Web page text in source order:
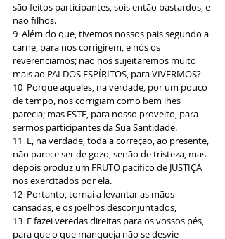
são feitos participantes, sois então bastardos, e
não filhos.
9  Além do que, tivemos nossos pais segundo a
carne, para nos corrigirem, e nós os
reverenciamos; não nos sujeitaremos muito
mais ao PAI DOS ESPÍRITOS, para VIVERMOS?
10  Porque aqueles, na verdade, por um pouco
de tempo, nos corrigiam como bem lhes
parecia; mas ESTE, para nosso proveito, para
sermos participantes da Sua Santidade.
11  E, na verdade, toda a correção, ao presente,
não parece ser de gozo, senão de tristeza, mas
depois produz um FRUTO pacífico de JUSTIÇA
nos exercitados por ela.
12  Portanto, tornai a levantar as mãos
cansadas, e os joelhos desconjuntados,
13  E fazei veredas direitas para os vossos pés,
para que o que manqueja não se desvie